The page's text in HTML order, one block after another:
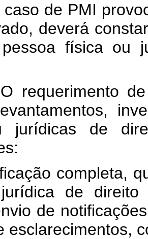
caso de PMI
deverá
física ou
requerimento
jurídicas de
completa,
de
de
esclarecimentos,